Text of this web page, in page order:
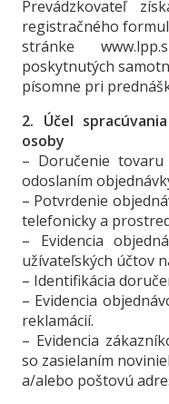
Prevádzkovateľ
registračného
stránke
poskytnutých
písomne pri
2. Účel
osoby
– Doručenie
odoslaním
– Potvrdenie
telefonicky a
– Evidencia
užívateľských účtov
– Identifikácia
– Evidencia
reklamácií.
– Evidencia
so zasielaním
a/alebo poštovú